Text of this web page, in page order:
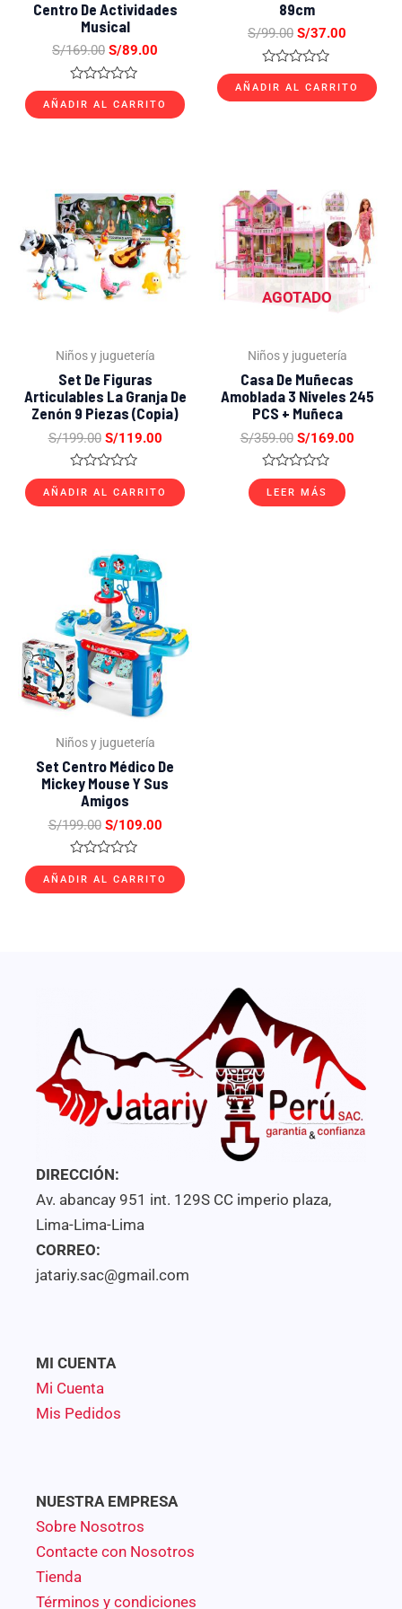
Centro De Actividades
Musical
S/169.00 S/89.00
Valorado
con
0
AÑADIR AL CARRITO
89cm
S/99.00 S/37.00
Valorado
con
0
AÑADIR AL CARRITO
Niños y juguetería
Set De Figuras
Articulables La Granja De
Zenón 9 Piezas (copia)
S/199.00
original
era:
S/199.00.
S/119.00
actual
es:
S/119.00.
Valorado
con
0
AÑADIR AL CARRITO
AGOTADO
Niños y juguetería
Casa De Muñecas
Amoblada 3 Niveles 245
PCS + Muñeca
S/359.00
original
era:
S/359.00.
S/169.00
actual
es:
S/
Valorado
con
0
LEER MÁS
Niños y juguetería
Set Centro Médico De
Mickey Mouse Y Sus
Amigos
S/199.00
El
precio
original
era:
S/199.00.
S/109.00
precio
S/109.00.
Valorado
con
0
AÑADIR AL CARRITO
DIRECCIÓN:
Av. abancay 951 int. 129S CC imperio plaza,
Lima-Lima-Lima
CORREO:
jatariy.sac@gmail.com
MI CUENTA
Mi Cuenta
Mis Pedidos
NUESTRA EMPRESA
Sobre Nosotros
Contacte con Nosotros
Tienda
Términos y condiciones